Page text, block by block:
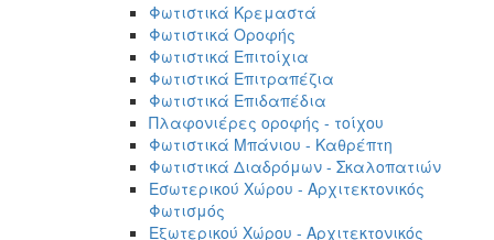
Φωτιστικά Κρεμαστά
Φωτιστικά Οροφής
Φωτιστικά Επιτοίχια
Φωτιστικά Επιτραπέζια
Φωτιστικά Επιδαπέδια
Πλαφονιέρες οροφής - τοίχου
Φωτιστικά Μπάνιου - Καθρέπτη
Φωτιστικά Διαδρόμων - Σκαλοπατιών
Εσωτερικού Χώρου - Αρχιτεκτονικός
Φωτισμός
Εξωτερικού Χώρου - Αρχιτεκτονικός